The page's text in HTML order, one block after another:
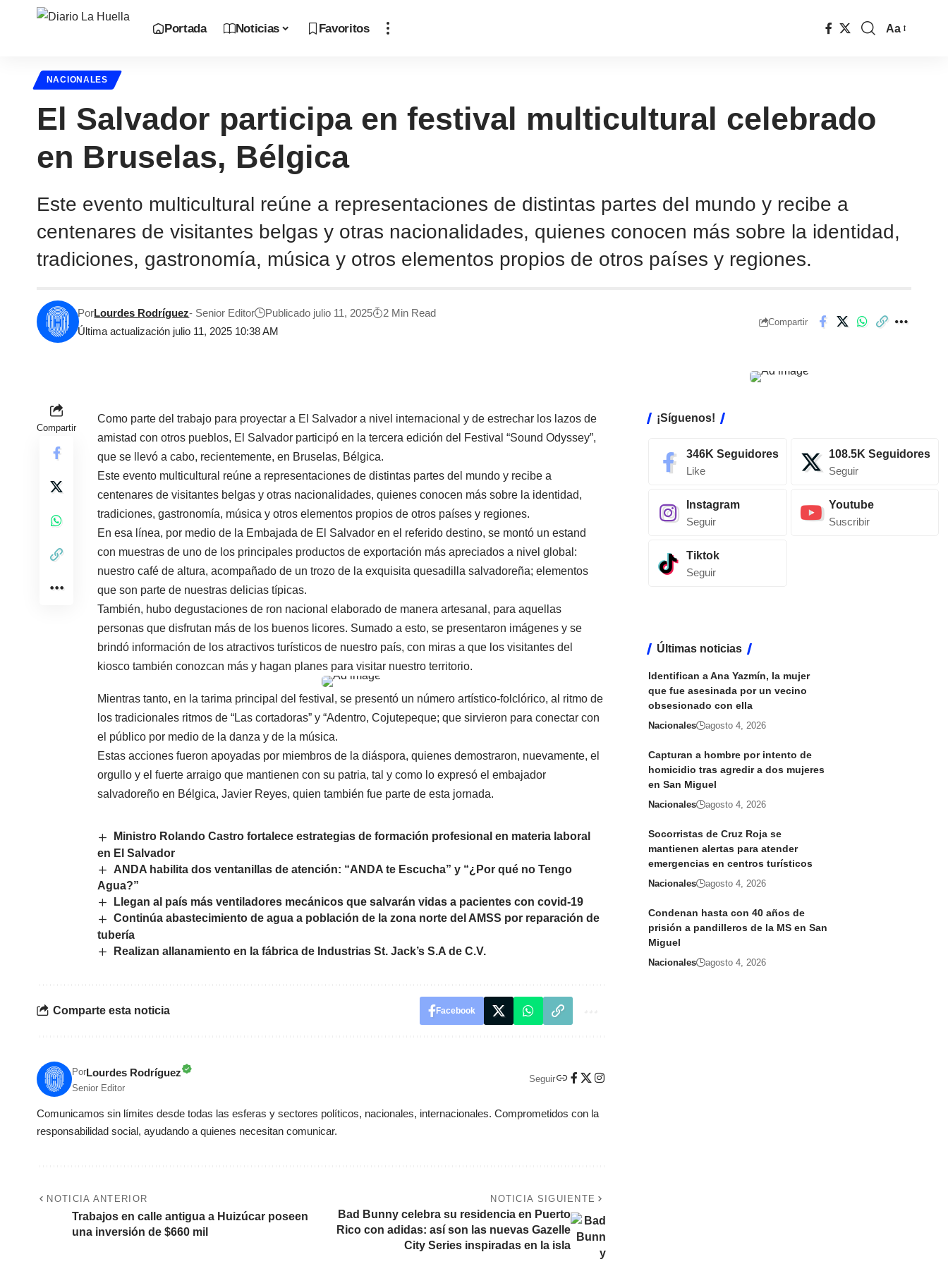
Portada Noticias Favoritos Aa
NACIONALES
El Salvador participa en festival multicultural celebrado
en Bruselas, Bélgica
Este evento multicultural reúne a representaciones de distintas partes del mundo y recibe a
centenares de visitantes belgas y otras nacionalidades, quienes conocen más sobre la identidad,
tradiciones, gastronomía, música y otros elementos propios de otros países y regiones.
Última actualización julio 11, 2025 10:38 AM
PorLourdes Rodríguez- Senior Editor Publicado julio 11, 2025 2 Min Read
Compartir
Compartir
Como parte del trabajo para proyectar a El Salvador a nivel internacional y de estrechar los lazos de
amistad con otros pueblos, El Salvador participó en la tercera edición del Festival “Sound Odyssey”,
que se llevó a cabo, recientemente, en Bruselas, Bélgica.
Este evento multicultural reúne a representaciones de distintas partes del mundo y recibe a
centenares de visitantes belgas y otras nacionalidades, quienes conocen más sobre la identidad,
tradiciones, gastronomía, música y otros elementos propios de otros países y regiones.
En esa línea, por medio de la Embajada de El Salvador en el referido destino, se montó un estand
con muestras de uno de los principales productos de exportación más apreciados a nivel global:
nuestro café de altura, acompañado de un trozo de la exquisita quesadilla salvadoreña; elementos
que son parte de nuestras delicias típicas.
También, hubo degustaciones de ron nacional elaborado de manera artesanal, para aquellas
personas que disfrutan más de los buenos licores. Sumado a esto, se presentaron imágenes y se
brindó información de los atractivos turísticos de nuestro país, con miras a que los visitantes del
kiosco también conozcan más y hagan planes para visitar nuestro territorio.
Mientras tanto, en la tarima principal del festival, se presentó un número artístico-folclórico, al ritmo de
los tradicionales ritmos de “Las cortadoras” y “Adentro, Cojutepeque; que sirvieron para conectar con
el público por medio de la danza y de la música.
Estas acciones fueron apoyadas por miembros de la diáspora, quienes demostraron, nuevamente, el
orgullo y el fuerte arraigo que mantienen con su patria, tal y como lo expresó el embajador
salvadoreño en Bélgica, Javier Reyes, quien también fue parte de esta jornada.
Ministro Rolando Castro fortalece estrategias de formación profesional en materia laboral
en El Salvador
ANDA habilita dos ventanillas de atención: “ANDA te Escucha” y “¿Por qué no Tengo
Agua?”
Llegan al país más ventiladores mecánicos que salvarán vidas a pacientes con covid-19
Continúa abastecimiento de agua a población de la zona norte del AMSS por reparación de
tubería
Realizan allanamiento en la fábrica de Industrias St. Jack’s S.A de C.V.
Comparte esta noticia Facebook
PorLourdes Rodríguez
Senior Editor
Seguir
Comunicamos sin límites desde todas las esferas y sectores políticos, nacionales, internacionales. Comprometidos con la
responsabilidad social, ayudando a quienes necesitan comunicar.
NOTICIA ANTERIOR
Trabajos en calle antigua a Huizúcar poseen
una inversión de $660 mil
NOTICIA SIGUIENTE
Bad Bunny celebra su residencia en Puerto
Rico con adidas: así son las nuevas Gazelle
City Series inspiradas en la isla
¡Síguenos!
346K Seguidores
Like
108.5K Seguidores
Seguir
Instagram
Seguir
Youtube
Suscribir
Tiktok
Seguir
Últimas noticias
Identifican a Ana Yazmín, la mujer
que fue asesinada por un vecino
obsesionado con ella
Nacionales agosto 4, 2026
Capturan a hombre por intento de
homicidio tras agredir a dos mujeres
en San Miguel
Nacionales agosto 4, 2026
Socorristas de Cruz Roja se
mantienen alertas para atender
emergencias en centros turísticos
Nacionales agosto 4, 2026
Condenan hasta con 40 años de
prisión a pandilleros de la MS en San
Miguel
Nacionales agosto 4, 2026